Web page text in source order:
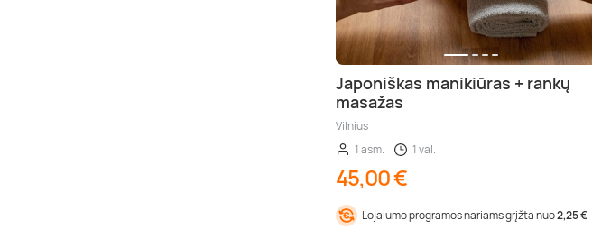
Japoniškas manikiūras + rankų
masažas
Vilnius
1 asm.
1 val.
45,00 €
Lojalumo programos nariams grįžta nuo2,25 €